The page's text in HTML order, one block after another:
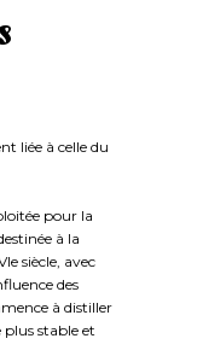
liée à celle du
pour la
à la
siècle, avec
des
à distiller
stable et